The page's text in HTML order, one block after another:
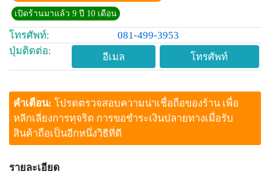
เปิดร้านมาแล้ว 9 ปี 10 เดือน
โทรศัพท์:
081-499-3953
ปุ่มติดต่อ:
อีเมล โทรศัพท์
คำเตือน: โปรดตรวจสอบความน่าเชื่อถือของร้าน เพื่อ
หลีกเลี่ยงการทุจริต การขอชำระเงินปลายทางเมื่อรับ
สินค้าถือเป็นอีกหนึ่งวิธีที่ดี
รายละเอียด